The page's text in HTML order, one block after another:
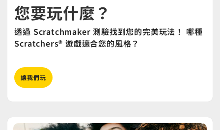
您要玩什麼？
透過 Scratchmaker 測驗找到您的完美玩法！ 哪種
Scratchers® 遊戲適合您的風格？
讓我們玩